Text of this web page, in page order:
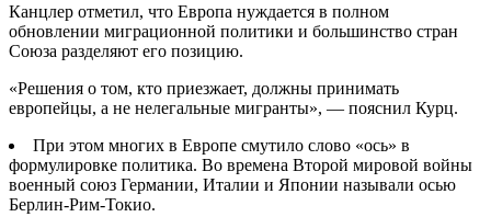
Канцлер отметил, что Европа нуждается в полном
обновлении миграционной политики и большинство стран
Союза разделяют его позицию.
«Решения о том, кто приезжает, должны принимать
европейцы, а не нелегальные мигранты», — пояснил Курц.
При этом многих в Европе смутило слово «ось» в
формулировке политика. Во времена Второй мировой войны
военный союз Германии, Италии и Японии называли осью
Берлин-Рим-Токио.